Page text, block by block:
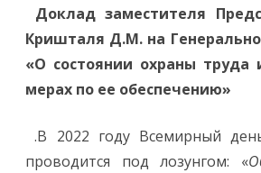
Доклад заместителя
Кришталя Д.М. на
«О состоянии охраны труда
мерах по ее обеспечению»
.В 2022 году Всемирный
проводится под лозунгом: «